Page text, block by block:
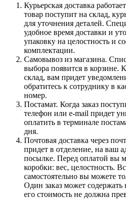
Курьерская доставка
товар поступит на склад,
для уточнения деталей.
удобное время доставки и
упаковку на целостность и
комплектации.
Самовывоз из магазина.
выбора появится в корзине.
склад, вам придет
обратитесь к сотруднику в
номер.
Постамат. Когда заказ
телефон или e-mail придет
оплатить в терминале
дня.
Почтовая доставка через
придет в отделение, на ваш
посылке. Перед оплатой вы
коробки: вес, целостность.
самостоятельно вы можете
Один заказ может
его стоимость не должна